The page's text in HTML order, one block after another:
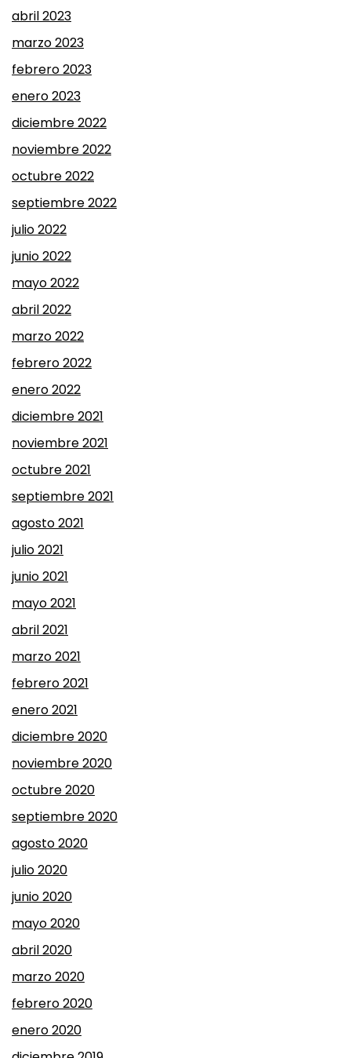
abril 2023
marzo 2023
febrero 2023
enero 2023
diciembre 2022
noviembre 2022
octubre 2022
septiembre 2022
julio 2022
junio 2022
mayo 2022
abril 2022
marzo 2022
febrero 2022
enero 2022
diciembre 2021
noviembre 2021
octubre 2021
septiembre 2021
agosto 2021
julio 2021
junio 2021
mayo 2021
abril 2021
marzo 2021
febrero 2021
enero 2021
diciembre 2020
noviembre 2020
octubre 2020
septiembre 2020
agosto 2020
julio 2020
junio 2020
mayo 2020
abril 2020
marzo 2020
febrero 2020
enero 2020